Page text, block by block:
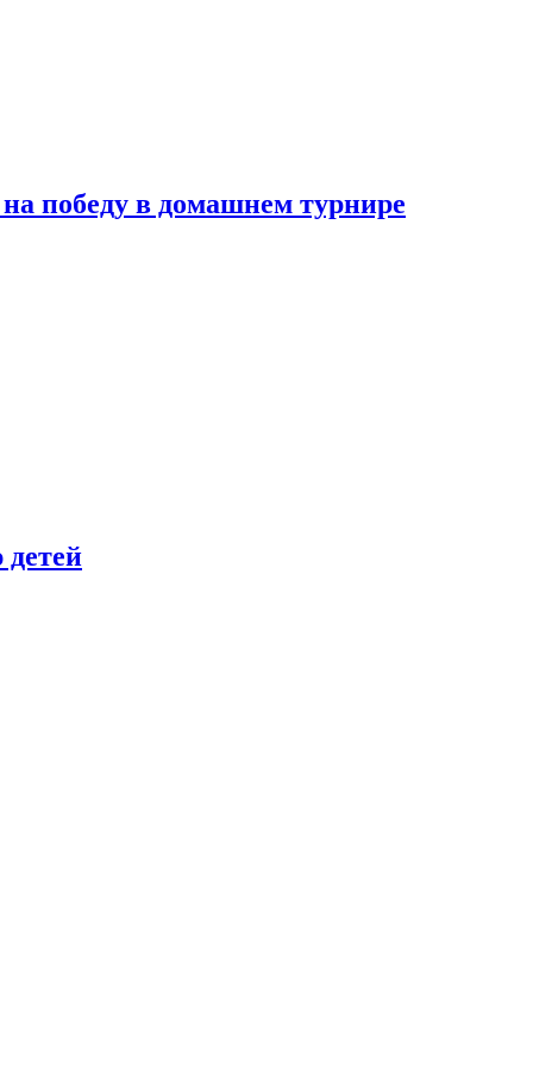
победу в домашнем турнире